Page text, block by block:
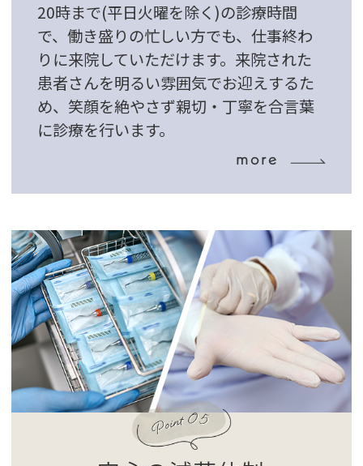
20時まで(平日火曜を除く)の診療時間
で、働き盛りの忙しい方でも、仕事終わ
りに来院していただけます。来院された
患者さんを明るい雰囲気でお迎えするた
め、笑顔を絶やさず親切・丁寧を合言葉
に診療を行います。
more